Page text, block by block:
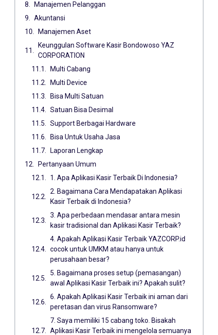
Manajemen Pelanggan
Akuntansi
Manajemen Aset
Keunggulan Software Kasir Bondowoso YAZ
CORPORATION
Multi Cabang
Multi Device
Bisa Multi Satuan
Satuan Bisa Desimal
Support Berbagai Hardware
Bisa Untuk Usaha Jasa
Laporan Lengkap
Pertanyaan Umum
1. Apa Aplikasi Kasir Terbaik Di Indonesia?
2. Bagaimana Cara Mendapatakan Aplikasi
Kasir Terbaik di Indonesia?
3. Apa perbedaan mendasar antara mesin
kasir tradisional dan Aplikasi Kasir Terbaik?
4. Apakah Aplikasi Kasir Terbaik YAZCORP.id
cocok untuk UMKM atau hanya untuk
perusahaan besar?
5. Bagaimana proses setup (pemasangan)
awal Aplikasi Kasir Terbaik ini? Apakah sulit?
6. Apakah Aplikasi Kasir Terbaik ini aman dari
peretasan dan virus Ransomware?
7. Saya memiliki 15 cabang toko. Bisakah
Aplikasi Kasir Terbaik ini mengelola semuanya